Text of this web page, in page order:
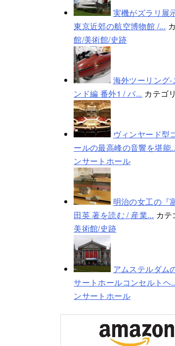
実機がズラリ展
東京近郊の航空博物館 /...
館/美術館/史跡
海外ツーリング-
ンド編 番外1 / バ... カテゴ
ヴィンヤード型
ールの最高峰の音響を堪能
ンサートホール
明治の女工の『
田英 著を読む / 産業... カテ
美術館/史跡
アムステルダム
サートホールコンセルトヘ
ンサートホール